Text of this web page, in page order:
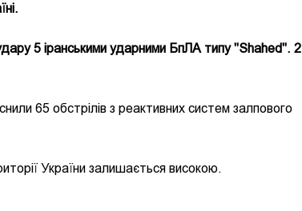
5 іранськими ударними БпЛА типу "Shahed". 2
65 обстрілів з реактивних систем залпового
України залишається високою.